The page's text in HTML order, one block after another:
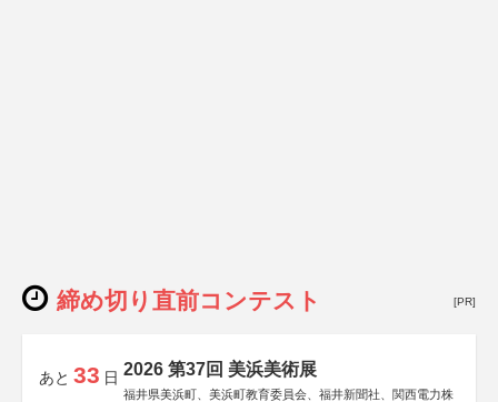
締め切り直前コンテスト [PR]
あと 33 日 2026 第37回 美浜美術展
福井県美浜町、美浜町教育委員会、福井新聞社、関西電力株